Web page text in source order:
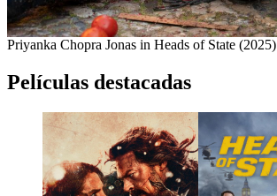
Priyanka Chopra Jonas in Heads of State (2025)
Películas destacadas